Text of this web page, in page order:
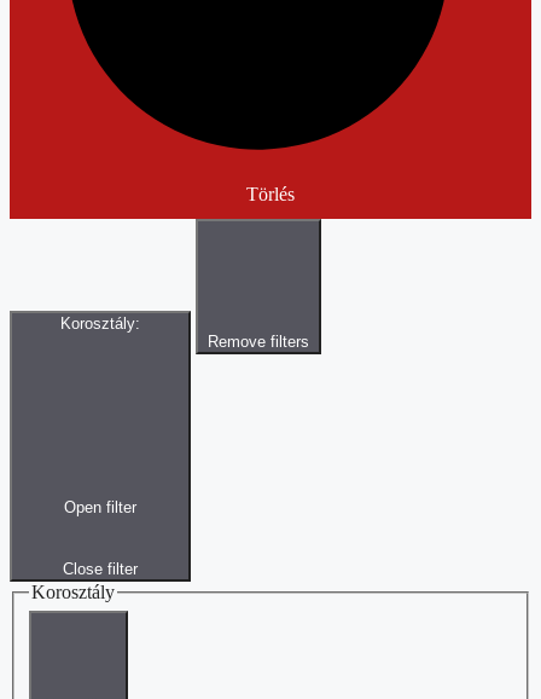
Törlés
Korosztály:
Open filter
Close filter
Remove filters
Korosztály